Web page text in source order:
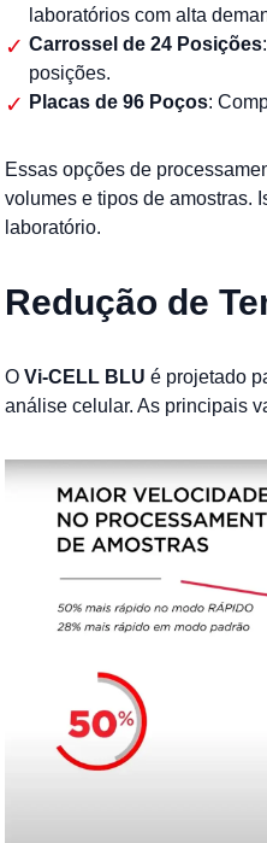
laboratórios com alta
Carrossel de 24 Posições
posições.
Placas de 96 Poços:
Essas opções de
volumes e tipos de amostras.
laboratório.
Redução de
O Vi-CELL BLU é projetado
análise celular. As principais